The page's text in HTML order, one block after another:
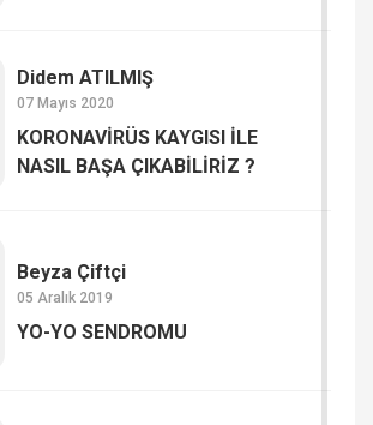
Didem ATILMIŞ
07 Mayıs 2020
KORONAVİRÜS KAYGISI İLE
NASIL BAŞA ÇIKABİLİRİZ ?
Beyza Çiftçi
05 Aralık 2019
YO-YO SENDROMU